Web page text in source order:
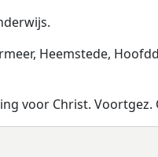
Heemstede,
voor Christ. Voortgez.